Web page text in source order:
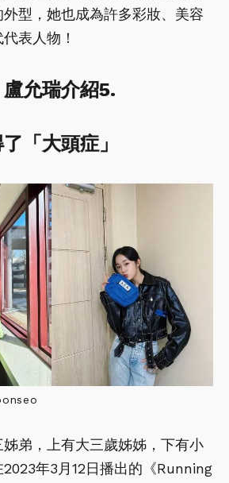
型，她也成為許多彩妝、美容
表人物！
盧允瑞介紹5.
「大頭症」
弟，上有大三歲姊姊，下有小
年3月12日播出的《Running